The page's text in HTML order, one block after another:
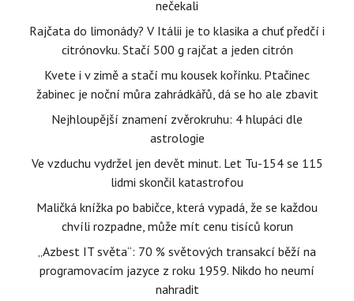
nečekali
Rajčata do limonády? V Itálii je to klasika a chuť předčí i
citrónovku. Stačí 500 g rajčat a jeden citrón
Kvete i v zimě a stačí mu kousek kořínku. Ptačinec
žabinec je noční můra zahrádkářů, dá se ho ale zbavit
Nejhloupější znamení zvěrokruhu: 4 hlupáci dle
astrologie
Ve vzduchu vydržel jen devět minut. Let Tu-154 se 115
lidmi skončil katastrofou
Maličká knížka po babičce, která vypadá, že se každou
chvíli rozpadne, může mít cenu tisíců korun
„Azbest IT světa“: 70 % světových transakcí běží na
programovacím jazyce z roku 1959. Nikdo ho neumí
nahradit